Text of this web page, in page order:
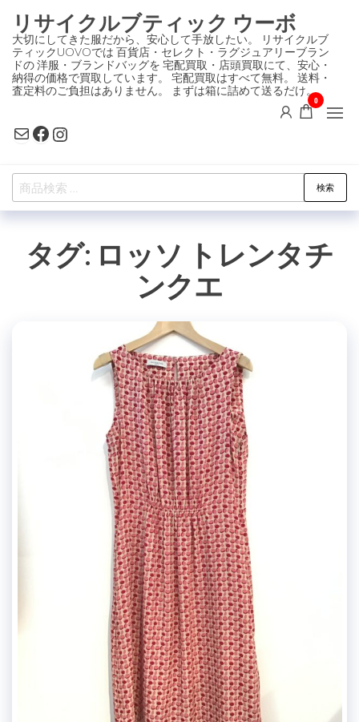
ン
テ
ン
ツ
プ
リサイクルブティック ウーボ
大切にしてきた服だから、安心して手放したい。 リサイクルブ
ティックUOVOでは 百貨店・セレクト・ラグジュアリーブラン
ドの 洋服・ブランドバッグを 宅配買取・店頭買取にて、安心・
納得の価格で買取しています。 宅配買取はすべて無料。 送料・
査定料のご負担はありません。 まずは箱に詰めて送るだけ。
MailFacebook
Instagram
0
検
索
象:
検索
タグ: ロッソ トレンタチ
ンクエ